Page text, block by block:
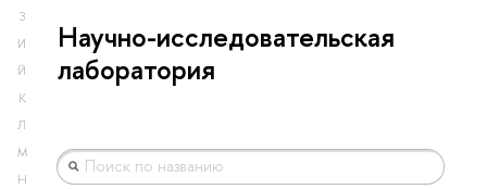
З
И
Й
К
Л
М
Н
Научно-исследовательская
лаборатория